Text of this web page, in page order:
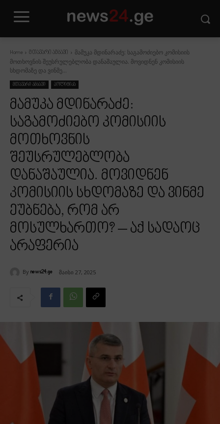
Home მთავარი ამბავი
მამუკა მდინარაძე: საგამოძიებო კომისიის
მოთხოვნის შეუსრულებლობა დანაშაულია. მოვიდნენ კომისიის
სხდომაზე და ვინმე...
მთავარი ამბავი პოლიტიკა
მამუკა მდინარაძე:
საგამოძიებო კომისიის
მოთხოვნის
შეუსრულებლობა
დანაშაულია. მოვიდნენ
კომისიის სხდომაზე და ვინმე
ეუბნება, რომ არ
მოსულხართო? – აქ სადაოც
არაფერია
By news24.ge მაისი 27, 2025